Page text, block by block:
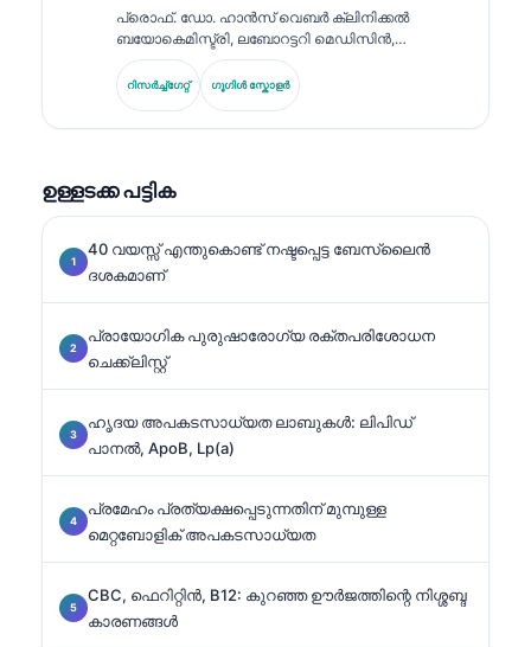
പ്രൊഫ്. ഡോ. ഹാൻസ് വെബർ ക്ലിനിക്കൽ
ബയോകെമിസ്ട്രി, ലബോറട്ടറി മെഡിസിൻ,
ബയോമാർക്കർ ഗവേഷണം എന്നിവയിൽ 30+
വർഷത്തെ വിദഗ്ധത കൊണ്ടുവരുന്നു. ജർമ്മൻ
സൊസൈറ്റി ഫോർ ക്ലിനിക്കൽ കെമistryയുടെ മുൻ
## (continued).
റിസർച്ച്ഗേറ്റ് ഗൂഗിൾ സ്കോളർ
ഉള്ളടക്ക പട്ടിക
40 വയസ്സ് എന്തുകൊണ്ട് നഷ്ടപ്പെട്ട ബേസ്ലൈൻ
ദശകമാണ്
പ്രായോഗിക പുരുഷാരോഗ്യ രക്തപരിശോധന
ചെക്ക്ലിസ്റ്റ്
ഹൃദയ അപകടസാധ്യത ലാബുകൾ: ലിപിഡ്
പാനൽ, ApoB, Lp(a)
പ്രമേഹം പ്രത്യക്ഷപ്പെടുന്നതിന് മുമ്പുള്ള
മെറ്റബോളിക് അപകടസാധ്യത
CBC, ഫെറിറ്റിൻ, B12: കുറഞ്ഞ ഊർജത്തിന്റെ നിശ്ശബ്ദ
കാരണങ്ങൾ